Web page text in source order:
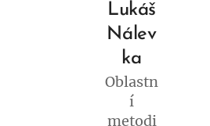
Lukáš
Nálev
ka
Oblastn
í
metodi